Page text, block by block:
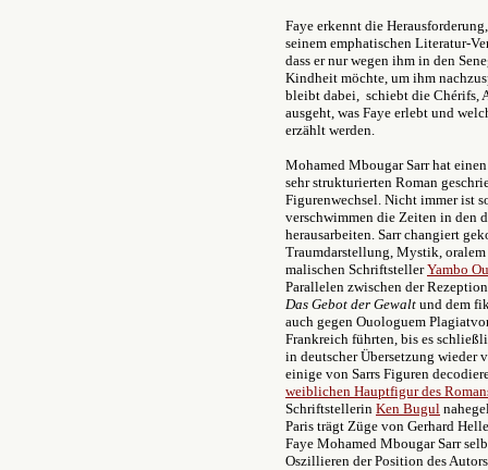
Faye erkennt die
seinem emphatischen Literatur-
dass er nur wegen ihm in den
Kindheit möchte, um ihm
bleibt dabei, schiebt die Chérifs,
ausgeht, was Faye erlebt und
erzählt werden.
Mohamed Mbougar Sarr hat
sehr strukturierten Roman
Figurenwechsel. Nicht immer ist
verschwimmen die Zeiten in den
herausarbeiten. Sarr changiert
Traumdarstellung, Mystik, oralem
malischen SchriftstellerYambo
Parallelen zwischen der
Das Gebot der Gewalt und dem
auch gegen Ouologuem
Frankreich führten, bis es
in deutscher Übersetzung wieder
einige von Sarrs Figuren
weiblichen Hauptfigur des
Schriftstellerin Ken Bugul
Paris trägt Züge von Gerhard
Faye Mohamed Mbougar Sarr
Oszillieren der Position des